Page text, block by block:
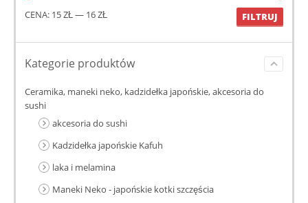
FILTRUJ
CENA: 15 ZŁ — 16 ZŁ
Kategorie produktów
Ceramika, maneki neko, kadzidełka japońskie, akcesoria do
sushi
akcesoria do sushi
Kadzidełka japońskie Kafuh
laka i melamina
Maneki Neko - japońskie kotki szczęścia